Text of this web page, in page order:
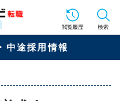
閲覧履歴 検索
中途採用情報